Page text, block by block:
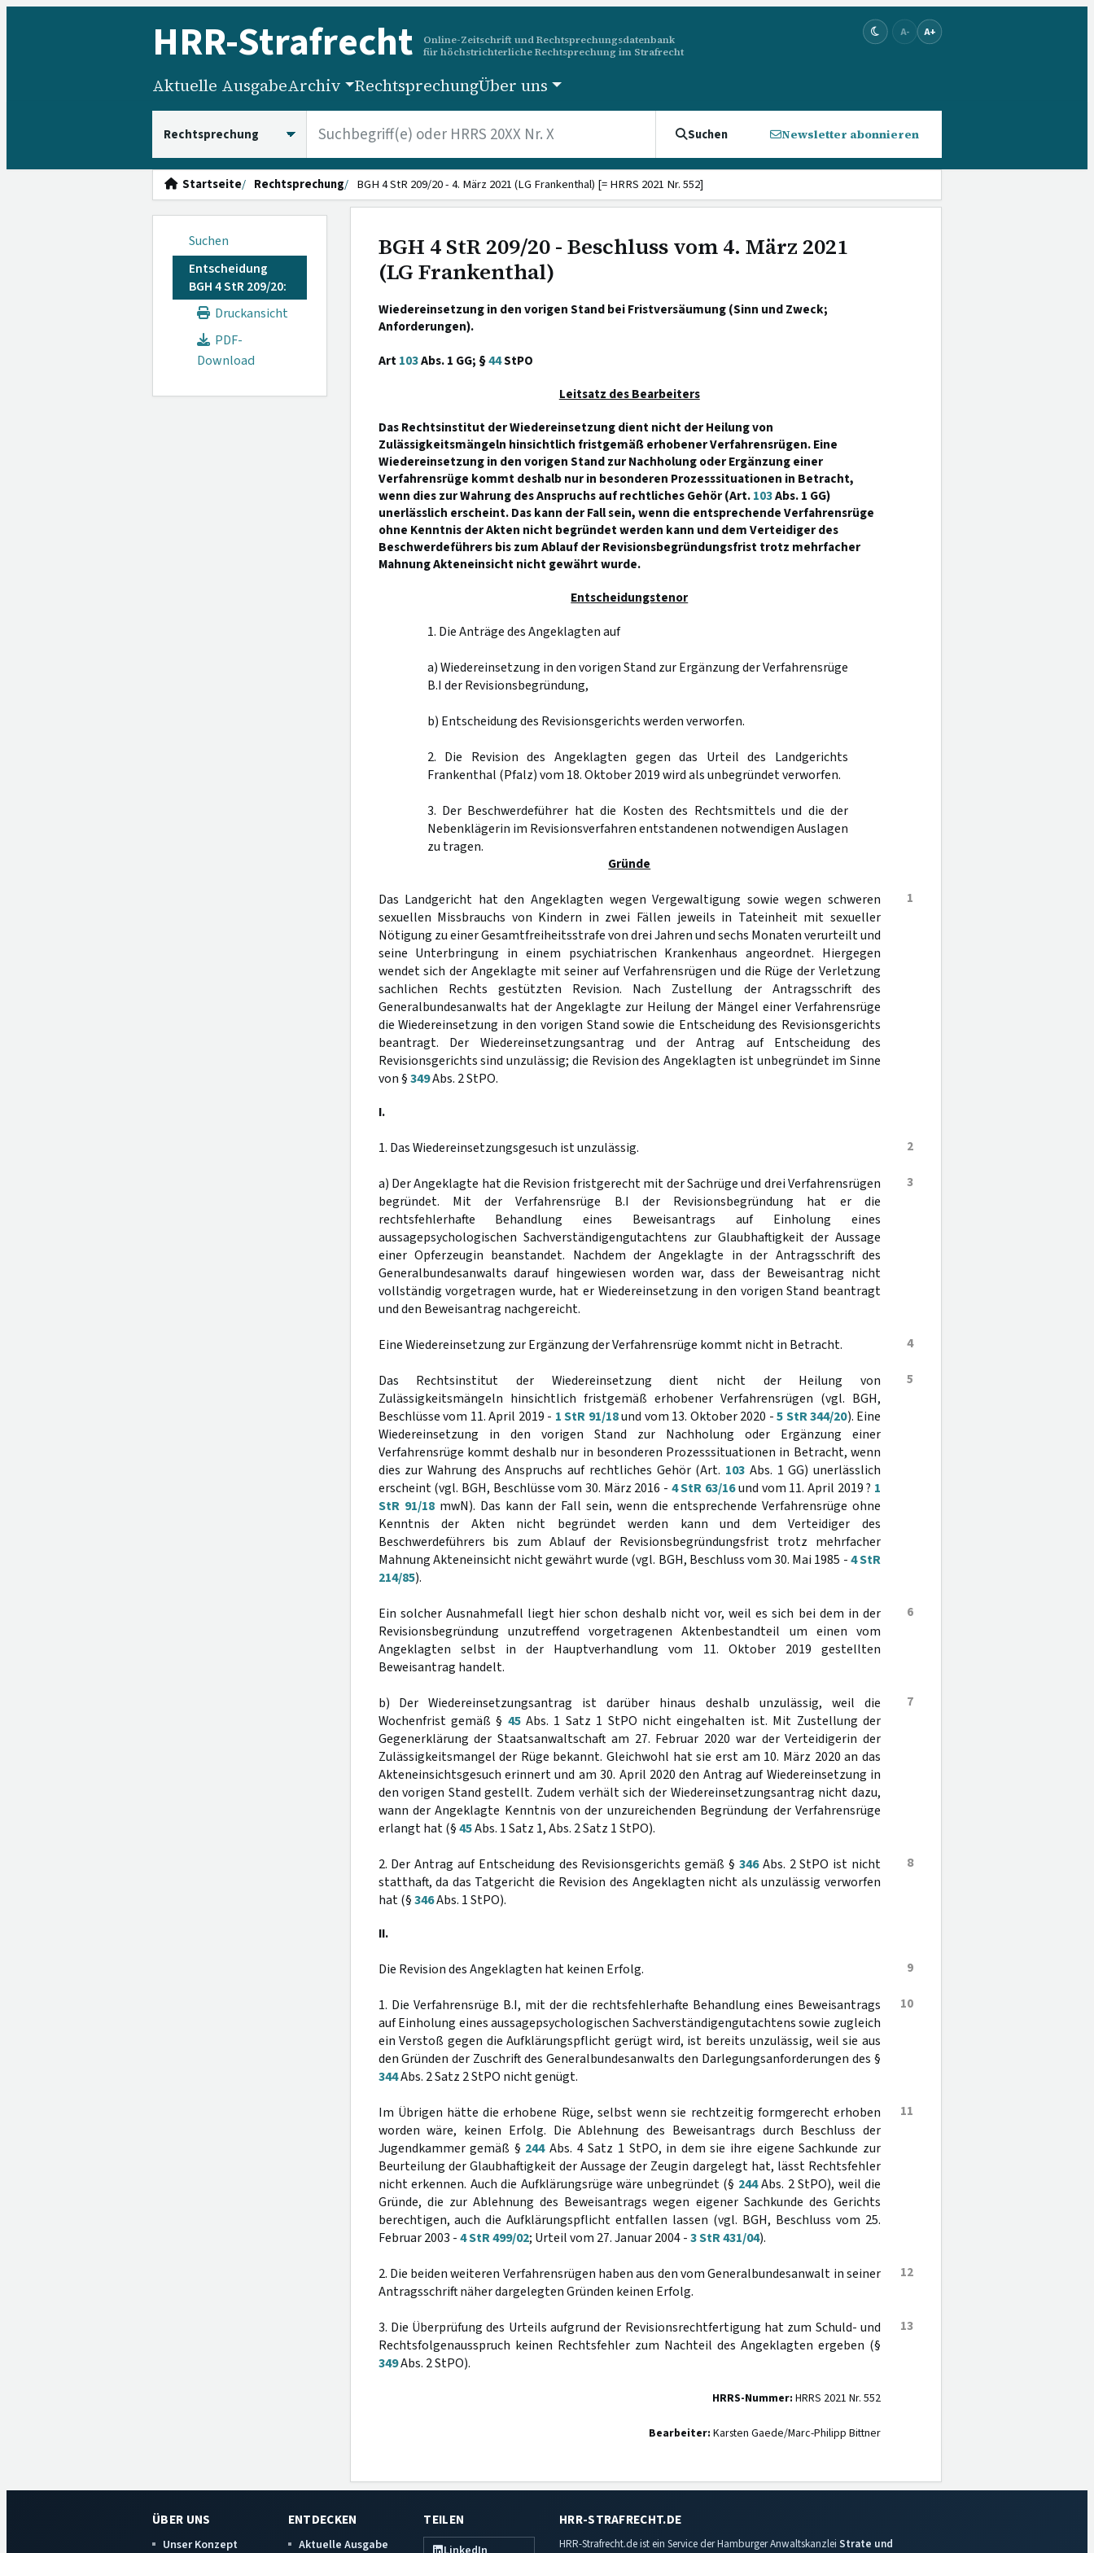
HRR-Strafrecht
Online-Zeitschrift und Rechtsprechungsdatenbank
für höchstrichterliche Rechtsprechung im Strafrecht
A- A+
Aktuelle AusgabeArchiv RechtsprechungÜber uns
Suchen Newsletter abonnieren
Startseite Rechtsprechung BGH 4 StR 209/20 - 4. März 2021 (LG Frankenthal) [= HRRS 2021 Nr. 552]
Suchen
Entscheidung
BGH 4 StR 209/20:
Druckansicht
PDF-
Download
BGH 4 StR 209/20 - Beschluss vom 4. März 2021
(LG Frankenthal)
Wiedereinsetzung in den vorigen Stand bei Fristversäumung (Sinn und Zweck;
Anforderungen).
Art103Abs. 1 GG; §44StPO
Leitsatz des Bearbeiters
Das Rechtsinstitut der Wiedereinsetzung dient nicht der Heilung von
Zulässigkeitsmängeln hinsichtlich fristgemäß erhobener Verfahrensrügen. Eine
Wiedereinsetzung in den vorigen Stand zur Nachholung oder Ergänzung einer
Verfahrensrüge kommt deshalb nur in besonderen Prozesssituationen in Betracht,
wenn dies zur Wahrung des Anspruchs auf rechtliches Gehör (Art.103Abs. 1 GG)
unerlässlich erscheint. Das kann der Fall sein, wenn die entsprechende Verfahrensrüge
ohne Kenntnis der Akten nicht begründet werden kann und dem Verteidiger des
Beschwerdeführers bis zum Ablauf der Revisionsbegründungsfrist trotz mehrfacher
Mahnung Akteneinsicht nicht gewährt wurde.
Entscheidungstenor
1. Die Anträge des Angeklagten auf
a) Wiedereinsetzung in den vorigen Stand zur Ergänzung der Verfahrensrüge
B.I der Revisionsbegründung,
b) Entscheidung des Revisionsgerichts werden verworfen.
2. Die Revision des Angeklagten gegen das Urteil des Landgerichts
Frankenthal (Pfalz) vom 18. Oktober 2019 wird als unbegründet verworfen.
3. Der Beschwerdeführer hat die Kosten des Rechtsmittels und die der
Nebenklägerin im Revisionsverfahren entstandenen notwendigen Auslagen
zu tragen.
Gründe
1
Das Landgericht hat den Angeklagten wegen Vergewaltigung sowie wegen schweren
sexuellen Missbrauchs von Kindern in zwei Fällen jeweils in Tateinheit mit sexueller
Nötigung zu einer Gesamtfreiheitsstrafe von drei Jahren und sechs Monaten verurteilt und
seine Unterbringung in einem psychiatrischen Krankenhaus angeordnet. Hiergegen
wendet sich der Angeklagte mit seiner auf Verfahrensrügen und die Rüge der Verletzung
sachlichen Rechts gestützten Revision. Nach Zustellung der Antragsschrift des
Generalbundesanwalts hat der Angeklagte zur Heilung der Mängel einer Verfahrensrüge
die Wiedereinsetzung in den vorigen Stand sowie die Entscheidung des Revisionsgerichts
beantragt. Der Wiedereinsetzungsantrag und der Antrag auf Entscheidung des
Revisionsgerichts sind unzulässig; die Revision des Angeklagten ist unbegründet im Sinne
von §349Abs. 2 StPO.
I.
2
1. Das Wiedereinsetzungsgesuch ist unzulässig.
3
a) Der Angeklagte hat die Revision fristgerecht mit der Sachrüge und drei Verfahrensrügen
begründet. Mit der Verfahrensrüge B.I der Revisionsbegründung hat er die
rechtsfehlerhafte Behandlung eines Beweisantrags auf Einholung eines
aussagepsychologischen Sachverständigengutachtens zur Glaubhaftigkeit der Aussage
einer Opferzeugin beanstandet. Nachdem der Angeklagte in der Antragsschrift des
Generalbundesanwalts darauf hingewiesen worden war, dass der Beweisantrag nicht
vollständig vorgetragen wurde, hat er Wiedereinsetzung in den vorigen Stand beantragt
und den Beweisantrag nachgereicht.
4
Eine Wiedereinsetzung zur Ergänzung der Verfahrensrüge kommt nicht in Betracht.
5
Das Rechtsinstitut der Wiedereinsetzung dient nicht der Heilung von
Zulässigkeitsmängeln hinsichtlich fristgemäß erhobener Verfahrensrügen (vgl. BGH,
Beschlüsse vom 11. April 2019 - 1 StR 91/18und vom 13. Oktober 2020 -5 StR 344/20). Eine
Wiedereinsetzung in den vorigen Stand zur Nachholung oder Ergänzung einer
Verfahrensrüge kommt deshalb nur in besonderen Prozesssituationen in Betracht, wenn
dies zur Wahrung des Anspruchs auf rechtliches Gehör (Art. 103 Abs. 1 GG) unerlässlich
erscheint (vgl. BGH, Beschlüsse vom 30. März 2016 - 4 StR 63/16und vom 11. April 2019 ? 1
StR 91/18mwN). Das kann der Fall sein, wenn die entsprechende Verfahrensrüge ohne
Kenntnis der Akten nicht begründet werden kann und dem Verteidiger des
Beschwerdeführers bis zum Ablauf der Revisionsbegründungsfrist trotz mehrfacher
Mahnung Akteneinsicht nicht gewährt wurde (vgl. BGH, Beschluss vom 30. Mai 1985 -4 StR
214/85).
6
Ein solcher Ausnahmefall liegt hier schon deshalb nicht vor, weil es sich bei dem in der
Revisionsbegründung unzutreffend vorgetragenen Aktenbestandteil um einen vom
Angeklagten selbst in der Hauptverhandlung vom 11. Oktober 2019 gestellten
Beweisantrag handelt.
7
b) Der Wiedereinsetzungsantrag ist darüber hinaus deshalb unzulässig, weil die
Wochenfrist gemäß § 45Abs. 1 Satz 1 StPO nicht eingehalten ist. Mit Zustellung der
Gegenerklärung der Staatsanwaltschaft am 27. Februar 2020 war der Verteidigerin der
Zulässigkeitsmangel der Rüge bekannt. Gleichwohl hat sie erst am 10. März 2020 an das
Akteneinsichtsgesuch erinnert und am 30. April 2020 den Antrag auf Wiedereinsetzung in
den vorigen Stand gestellt. Zudem verhält sich der Wiedereinsetzungsantrag nicht dazu,
wann der Angeklagte Kenntnis von der unzureichenden Begründung der Verfahrensrüge
erlangt hat (§45Abs. 1 Satz 1, Abs. 2 Satz 1 StPO).
8
2. Der Antrag auf Entscheidung des Revisionsgerichts gemäß § 346Abs. 2 StPO ist nicht
statthaft, da das Tatgericht die Revision des Angeklagten nicht als unzulässig verworfen
hat (§346Abs. 1 StPO).
II.
9
Die Revision des Angeklagten hat keinen Erfolg.
10
1. Die Verfahrensrüge B.I, mit der die rechtsfehlerhafte Behandlung eines Beweisantrags
auf Einholung eines aussagepsychologischen Sachverständigengutachtens sowie zugleich
ein Verstoß gegen die Aufklärungspflicht gerügt wird, ist bereits unzulässig, weil sie aus
den Gründen der Zuschrift des Generalbundesanwalts den Darlegungsanforderungen des §
344Abs. 2 Satz 2 StPO nicht genügt.
11
Im Übrigen hätte die erhobene Rüge, selbst wenn sie rechtzeitig formgerecht erhoben
worden wäre, keinen Erfolg. Die Ablehnung des Beweisantrags durch Beschluss der
Jugendkammer gemäß § 244Abs. 4 Satz 1 StPO, in dem sie ihre eigene Sachkunde zur
Beurteilung der Glaubhaftigkeit der Aussage der Zeugin dargelegt hat, lässt Rechtsfehler
nicht erkennen. Auch die Aufklärungsrüge wäre unbegründet (§ 244Abs. 2 StPO), weil die
Gründe, die zur Ablehnung des Beweisantrags wegen eigener Sachkunde des Gerichts
berechtigen, auch die Aufklärungspflicht entfallen lassen (vgl. BGH, Beschluss vom 25.
Februar 2003 -4 StR 499/02; Urteil vom 27. Januar 2004 -3 StR 431/04).
12
2. Die beiden weiteren Verfahrensrügen haben aus den vom Generalbundesanwalt in seiner
Antragsschrift näher dargelegten Gründen keinen Erfolg.
13
3. Die Überprüfung des Urteils aufgrund der Revisionsrechtfertigung hat zum Schuld- und
Rechtsfolgenausspruch keinen Rechtsfehler zum Nachteil des Angeklagten ergeben (§
349Abs. 2 StPO).
HRRS-Nummer: HRRS 2021 Nr. 552
Bearbeiter: Karsten Gaede/Marc-Philipp Bittner
ÜBER UNS
Unser Konzept
ENTDECKEN
Aktuelle Ausgabe
TEILEN HRR-STRAFRECHT.DE
HRR-Strafrecht.de ist ein Service der Hamburger Anwaltskanzlei Strate und